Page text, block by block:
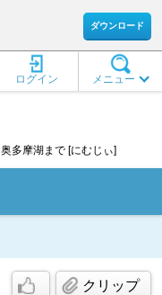
ダウンロード
メニュー
ログイン
奥多摩湖まで [にむじぃ]
クリップ